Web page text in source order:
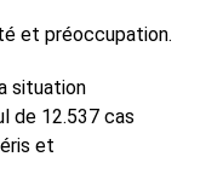
et préoccupation.
situation
de 12.537 cas
et